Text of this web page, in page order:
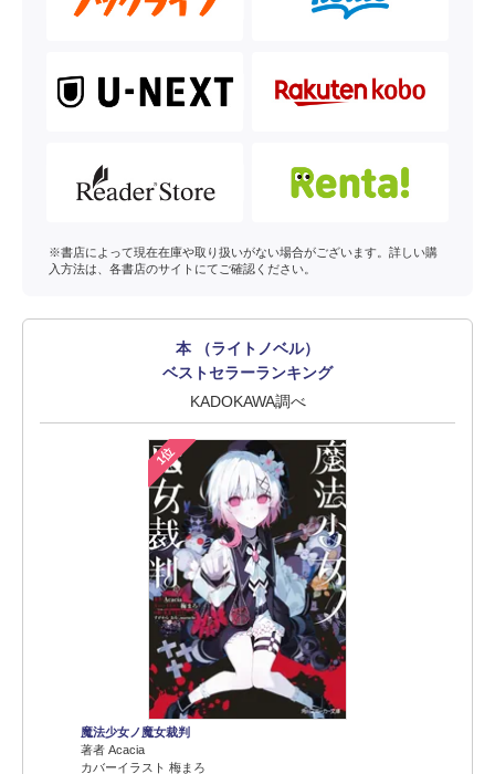
※書店によって現在在庫や取り扱いがない場合がございます。詳しい購
入方法は、各書店のサイトにてご確認ください。
本 （ライトノベル）
ベストセラーランキング
KADOKAWA調べ
1位
魔法少女ノ魔女裁判
著者 Acacia
カバーイラスト 梅まろ